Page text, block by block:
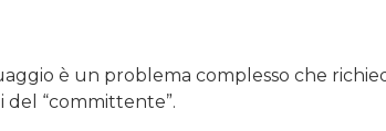
è un problema complesso che
del “committente”.